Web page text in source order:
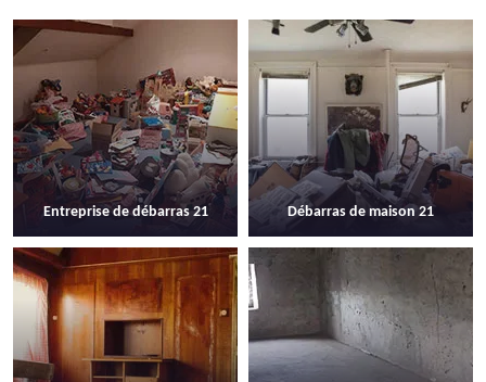
Entreprise de débarras 21 Débarras de maison 21